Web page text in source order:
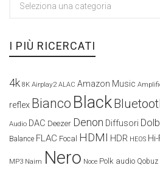
Seleziona una categoria
I PIÙ RICERCATI
4k 8K Airplay2 ALAC Amazon Music
reflex Bianco Black
Audio DAC Deezer Denon Diffusori
Balance FLAC Focal HDMI HDR HEOS
MP3 Naim Nero Noce Polk audio Qobuz